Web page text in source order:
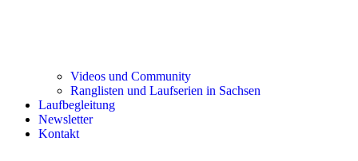
Videos und Community
Ranglisten und Laufserien in Sachsen
Laufbegleitung
Newsletter
Kontakt